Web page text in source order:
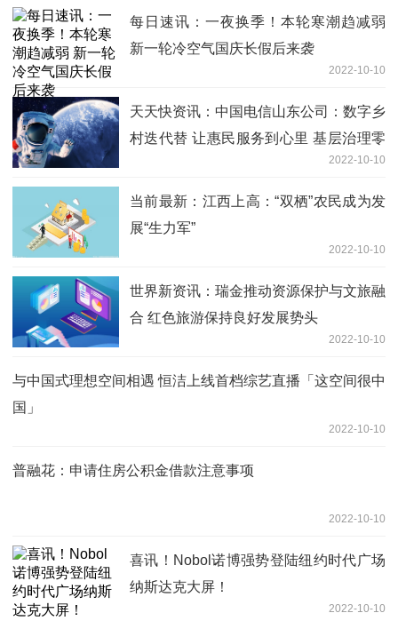
每日速讯：一夜换季！本轮寒潮趋减弱
新一轮冷空气国庆长假后来袭
2022-10-10
天天快资讯：中国电信山东公司：数字乡
村迭代替 让惠民服务到心里 基层治理零
2022-10-10
当前最新：江西上高：“双栖”农民成为发
展“生力军”
2022-10-10
世界新资讯：瑞金推动资源保护与文旅融
合 红色旅游保持良好发展势头
2022-10-10
与中国式理想空间相遇 恒洁上线首档综艺直播「这空间很中
国」
2022-10-10
普融花：申请住房公积金借款注意事项
2022-10-10
喜讯！Nobol诺博强势登陆纽约时代广场
纳斯达克大屏！
2022-10-10